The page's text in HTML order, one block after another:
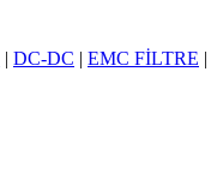
| DC-DC | EMC FİLTRE |